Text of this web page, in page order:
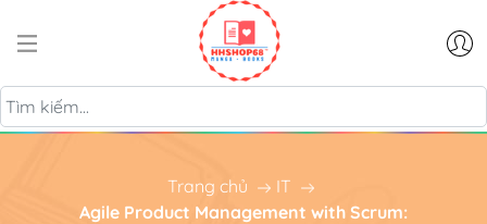
Trang chủ
IT
Agile Product Management with Scrum: